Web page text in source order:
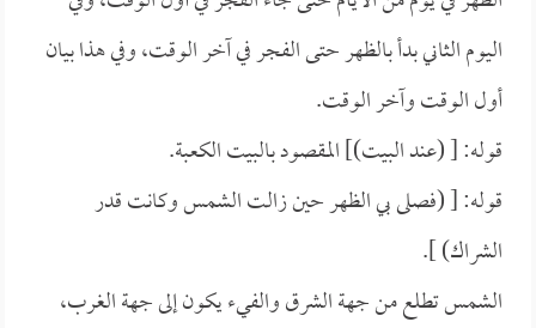
اليوم الثاني بدأ بالظهر حتى الفجر في آخر الوقت، وفي هذا بيان
أول الوقت وآخر الوقت.
قوله: [ (عند البيت)] المقصود بالبيت الكعبة.
قوله: [ (فصلى بي الظهر حين زالت الشمس وكانت قدر
الشراك) ].
الشمس تطلع من جهة الشرق والفيء يكون إلى جهة الغرب،